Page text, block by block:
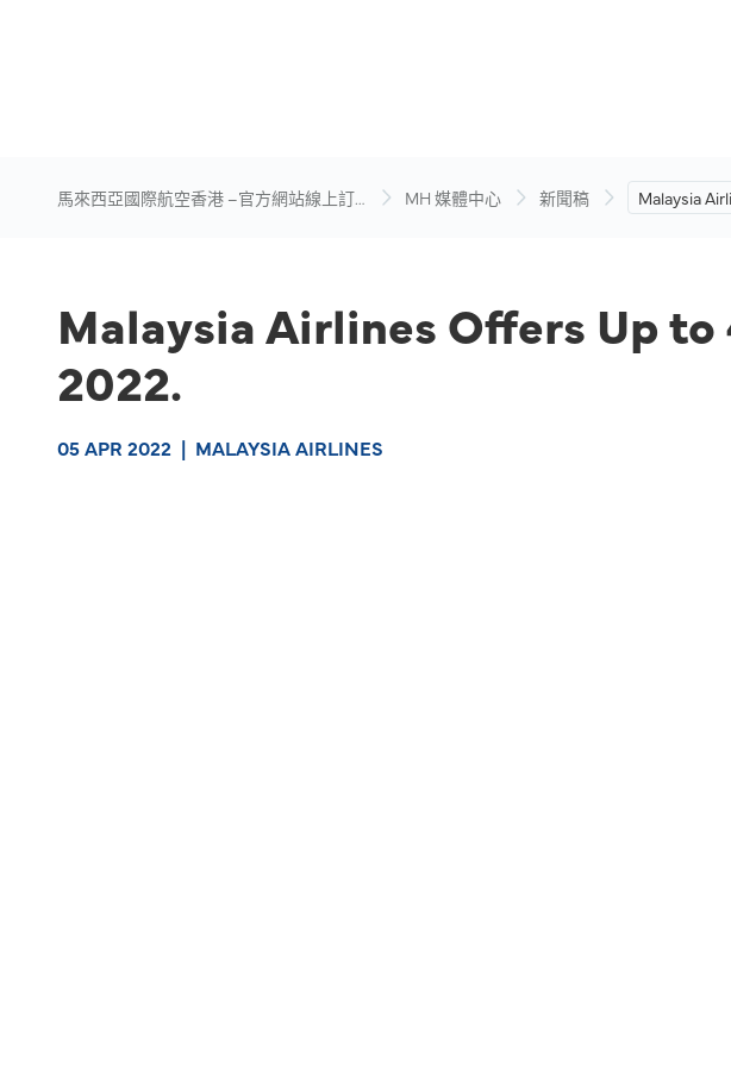
馬來西亞國際航空香港 –官方網站線上訂
MH 媒體中心 新聞稿
Malaysia
Malaysia Airlines Offers Up
2022.
05 APR 2022 | MALAYSIA AIRLINES